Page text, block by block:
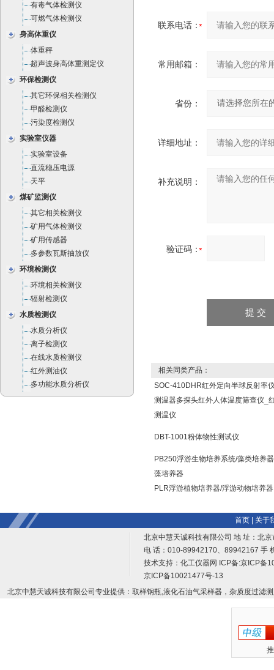
有毒气体检测仪
可燃气体检测仪
身高体重仪
体重秤
超声波身高体重测定仪
环保检测仪
其它环保相关检测仪
甲醛检测仪
污染度检测仪
实验室仪器
实验室设备
直流稳压电源
天平
煤矿监测仪
其它相关检测仪
矿用气体检测仪
矿用传感器
多参数瓦斯抽放仪
环境检测仪
环境相关检测仪
辐射检测仪
水质检测仪
水质分析仪
离子检测仪
在线水质检测仪
红外测油仪
多功能水质分析仪
联系电话：
常用邮箱：
省份：
详细地址：
补充说明：
验证码：
相关同类产品：
SOC-410DHR红外定向半球反射率
测温器多探头红外人体温度筛查仪_
测温仪
DBT-1001粉体物性测试仪
PB250浮游生物培养系统/藻类培养
藻培养器
PLR浮游植物培养器/浮游动物培养器
首页|
关于
北京中慧天诚科技有限公司 地 址：北
电 话：010-89942170、89942167 手
技术支持： 化工仪器网 ICP备:京ICP备
京ICP备10021477号-13
北京中慧天诚科技有限公司专业提供：取样钢瓶,液化石油气采样器，杂质度过滤